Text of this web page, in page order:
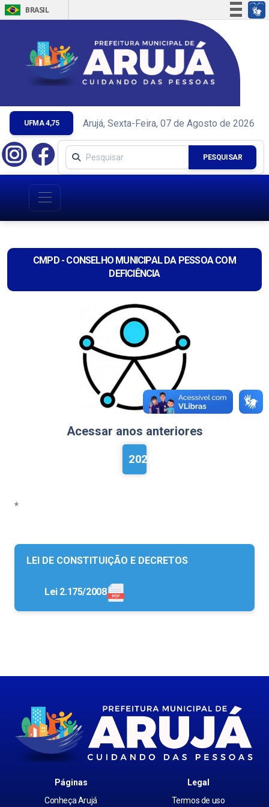
BRASIL
Simplifique!
Comunica BR
Participe
Acesso à informação
Canais
UFMA 4,75 Arujá, Sexta-Feira, 07 de Agosto de 2026
PESQUISAR
CMPD - CONSELHO MUNICIPAL DA PESSOA COM
DEFICIÊNCIA
Acessar anos anteriores
2026
*
LEI DE CONSTITUIÇÃO E DECRETOS
Lei 2.175/2008
Páginas
Conheça Arujá
Legal
Termos de uso